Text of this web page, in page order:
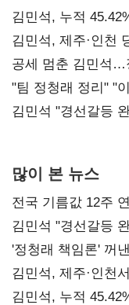
김민석, 누적
0.86%p(2보)
김민석, 제주·인천
공세 멈춘 김민석…
"팀 정청래 정리" "
다툼 격화
김민석 "경선갈등
많이 본 뉴스
전국 기름값 12주
김민석 "경선갈등
사과부터"
'정청래 책임론' 꺼
때리기
김민석, 제주·인천
탈환'(종합)
김민석, 누적